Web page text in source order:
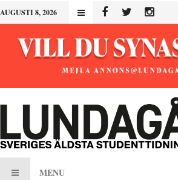
AUGUSTI 8, 2026
MENU